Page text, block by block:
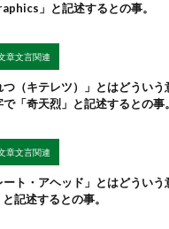
」と記述するとの事。
章文言関連
つ（キテレツ）」とはどうい
「奇天烈」と記述するとの事。
章文言関連
ート・アヘッド」とはどうい
記述するとの事。